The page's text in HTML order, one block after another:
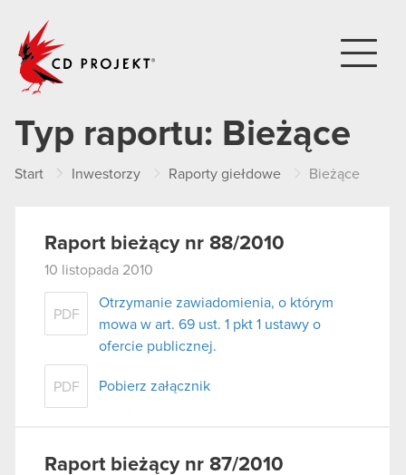
Typ raportu: Bieżące
Start Inwestorzy Raporty giełdowe Bieżące
Raport bieżący nr 88/2010
10 listopada 2010
PDF
Otrzymanie zawiadomienia, o którym
mowa w art. 69 ust. 1 pkt 1 ustawy o
ofercie publicznej.
PDF Pobierz załącznik
Raport bieżący nr 87/2010